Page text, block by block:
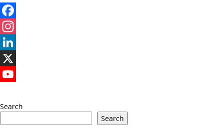
Facebook
Instagram
LinkedIn
X
Search
Search